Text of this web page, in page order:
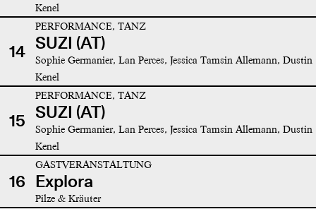
Kenel
14
PERFORMANCE, TANZ
SUZI (AT)
Sophie Germanier, Lan Perces, Jessica Tamsin Allemann, Dustin
Kenel
15
PERFORMANCE, TANZ
SUZI (AT)
Sophie Germanier, Lan Perces, Jessica Tamsin Allemann, Dustin
Kenel
16
GASTVERANSTALTUNG
Explora
Pilze & Kräuter